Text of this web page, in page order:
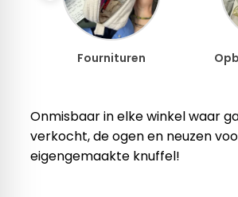
Opbergmaterialen
Onmisbaar in elke winkel waar
verkocht, de ogen en neuzen
eigengemaakte knuffel!